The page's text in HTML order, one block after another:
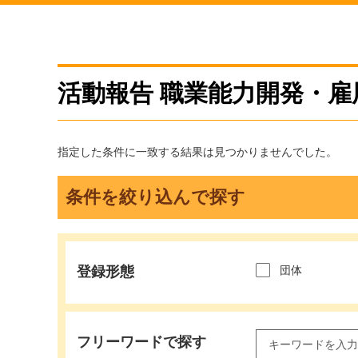
活動報告 職業能力開発・雇
指定した条件に一致する結果は見つかりませんでした。
条件を絞り込んで探す
登録形態 団体
フリーワードで探す